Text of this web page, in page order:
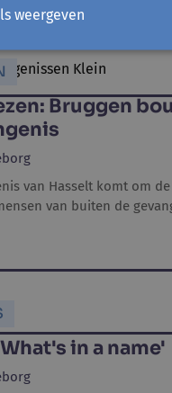
Bruggen
van Hasselt komt om
van buiten de
in a name'
weergeven